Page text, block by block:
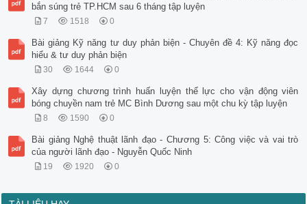
bắn súng trẻ TP.HCM sau 6 tháng tập luyện
7 1518 0
Bài giảng Kỹ năng tư duy phản biện - Chuyên đề 4: Kỹ năng đọc
hiểu & tư duy phản biện
30 1644 0
Xây dựng chương trình huấn luyện thể lực cho vận động viên
bóng chuyền nam trẻ MC Bình Dương sau một chu kỳ tập luyện
8 1590 0
Bài giảng Nghệ thuật lãnh đạo - Chương 5: Công việc và vai trò
của người lãnh đạo - Nguyễn Quốc Ninh
19 1920 0